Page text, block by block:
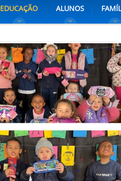
EDUCAÇÃO ALUNOS